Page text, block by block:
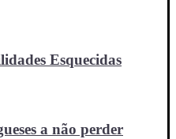
Esquecidas
a não perder